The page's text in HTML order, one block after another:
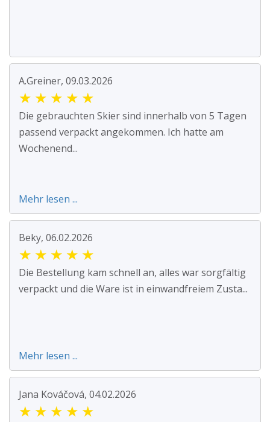
A.Greiner, 09.03.2026
★ ★ ★ ★ ★
Die gebrauchten Skier sind innerhalb von 5 Tagen
passend verpackt angekommen. Ich hatte am
Wochenend...
Mehr lesen ...
Beky, 06.02.2026
★ ★ ★ ★ ★
Die Bestellung kam schnell an, alles war sorgfältig
verpackt und die Ware ist in einwandfreiem Zusta...
Mehr lesen ...
Jana Kováčová, 04.02.2026
★ ★ ★ ★ ★